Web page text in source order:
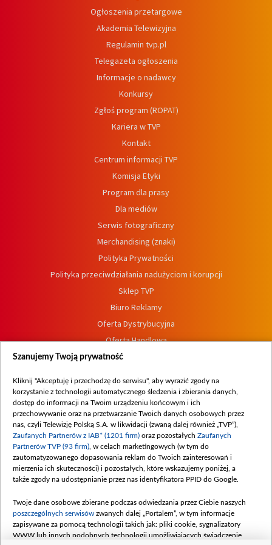
Ogłoszenia przetargowe
Akademia Telewizyjna
Regulamin tvp.pl
Telegazeta ogłoszenia
Informacje o nadawcy
Konkursy
Zgłoś program (ROPAT)
Kariera w TVP
Kontakt
Centrum informacji TVP
Komisja Etyki
Program dla prasy
Dla mediów
Serwis fotograficzny
Merchandising (znaki)
Polityka Prywatności
Polityka przeciwdziałania nadużyciom i korupcji
Sklep TVP
Biuro Reklamy
Oferta Dystrybucyjna
Oferta Handlowa
Dostępność
Procedura zgłoszeń wewnętrznych
Szanujemy Twoją prywatność
Kliknij "Akceptuję i przechodzę do serwisu", aby wyrazić zgody na
korzystanie z technologii automatycznego śledzenia i zbierania danych,
dostęp do informacji na Twoim urządzeniu końcowym i ich
przechowywanie oraz na przetwarzanie Twoich danych osobowych przez
nas, czyli Telewizję Polską S.A. w likwidacji (zwaną dalej również „TVP”),
Zaufanych Partnerów z IAB* (1201 firm) oraz pozostałych Zaufanych
Partnerów TVP (93 firm) , w celach marketingowych (w tym do
zautomatyzowanego dopasowania reklam do Twoich zainteresowań i
mierzenia ich skuteczności) i pozostałych, które wskazujemy poniżej, a
także zgody na udostępnianie przez nas identyfikatora PPID do Google.
Twoje dane osobowe zbierane podczas odwiedzania przez Ciebie naszych
poszczególnych serwisów zwanych dalej „Portalem”, w tym informacje
zapisywane za pomocą technologii takich jak: pliki cookie, sygnalizatory
WWW lub innych podobnych technologii umożliwiających świadczenie